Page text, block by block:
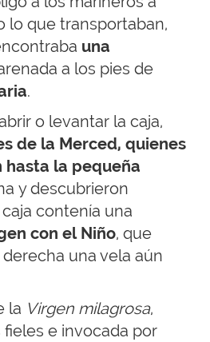
lo que transportaban,
una
a los pies de
.
o levantar la caja,
de la Merced, quienes
la pequeña
y descubrieron
contenía una
con el Niño, que
una vela aún
la Virgen milagrosa,
e invocada por